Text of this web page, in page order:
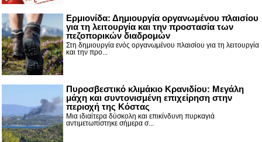
Ερμιονίδα: Δημιουργία οργανωμένου πλαισίου
για τη λειτουργία και την προστασία των
πεζοπορικών διαδρομών
Στη δημιουργία ενός οργανωμένου πλαισίου για τη λειτουργία
και την προ...
Πυροσβεστικό κλιμάκιο Κρανιδίου: Μεγάλη
μάχη και συντονισμένη επιχείρηση στην
περιοχή της Κόστας
Μια ιδιαίτερα δύσκολη και επικίνδυνη πυρκαγιά
αντιμετωπίστηκε σήμερα σ...